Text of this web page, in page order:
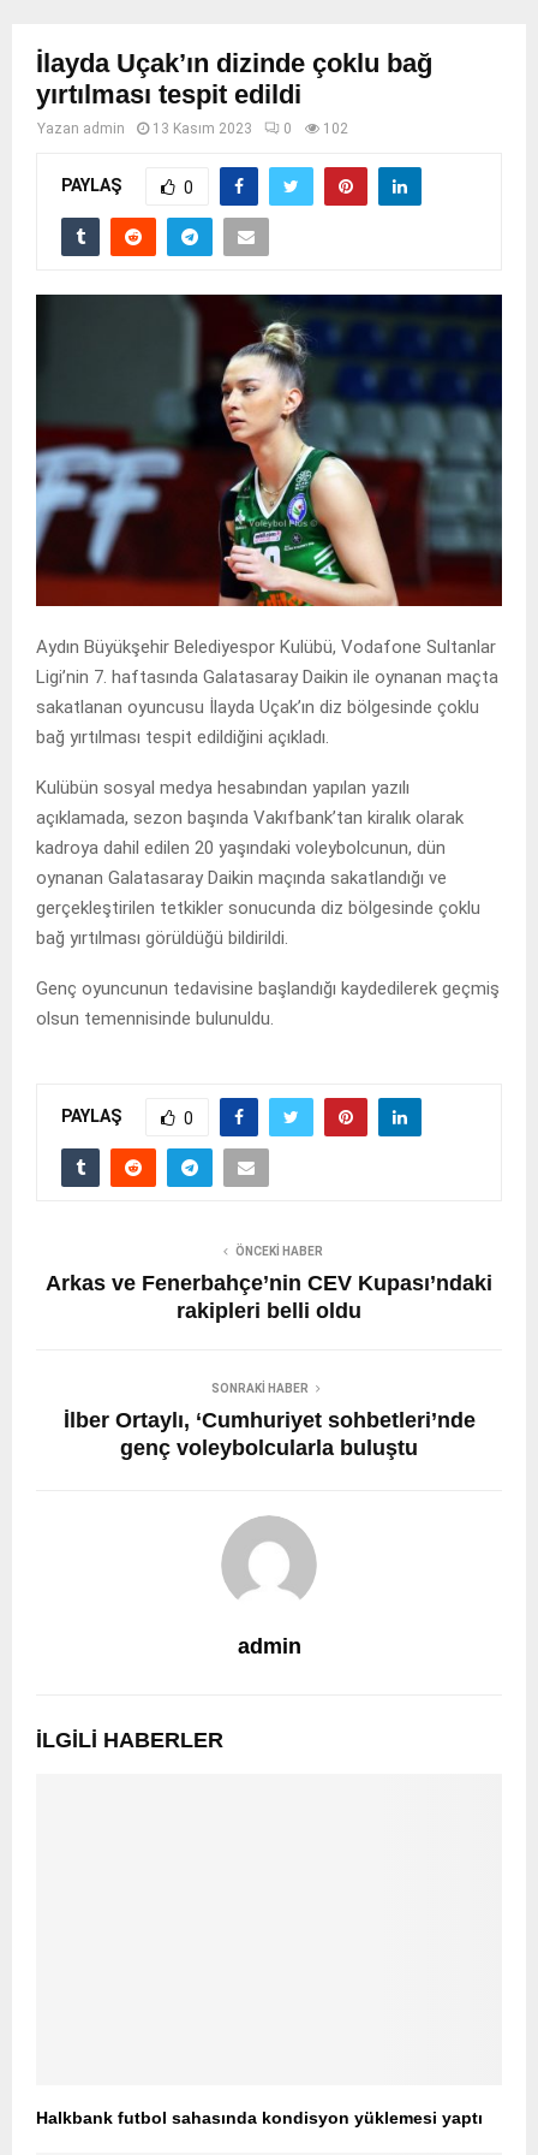
İlayda Uçak’ın dizinde çoklu bağ
yırtılması tespit edildi
Yazan admin 13 Kasım 2023 0 102
PAYLAŞ 0
Aydın Büyükşehir Belediyespor Kulübü, Vodafone Sultanlar
Ligi’nin 7. haftasında Galatasaray Daikin ile oynanan maçta
sakatlanan oyuncusu İlayda Uçak’ın diz bölgesinde çoklu
bağ yırtılması tespit edildiğini açıkladı.
Kulübün sosyal medya hesabından yapılan yazılı
açıklamada, sezon başında Vakıfbank’tan kiralık olarak
kadroya dahil edilen 20 yaşındaki voleybolcunun, dün
oynanan Galatasaray Daikin maçında sakatlandığı ve
gerçekleştirilen tetkikler sonucunda diz bölgesinde çoklu
bağ yırtılması görüldüğü bildirildi.
Genç oyuncunun tedavisine başlandığı kaydedilerek geçmiş
olsun temennisinde bulunuldu.
PAYLAŞ 0
ÖNCEKI HABER
Arkas ve Fenerbahçe’nin CEV Kupası’ndaki
rakipleri belli oldu
SONRAKI HABER
İlber Ortaylı, ‘Cumhuriyet sohbetleri’nde
genç voleybolcularla buluştu
admin
İLGILI HABERLER
Halkbank futbol sahasında kondisyon yüklemesi yaptı